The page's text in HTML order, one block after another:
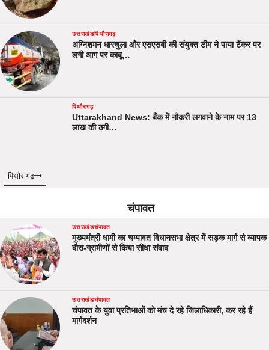
उत्तराखंडपिथौरागढ़
अग्निशमन धारचुला और एसएसबी की संयुक्त टीम ने पाया टैंकर पर
लगी आग पर काबू…
पिथौरागढ़
Uttarakhand News: बैंक में नौकरी लगवाने के नाम पर 13
लाख की ठगी…
पिथौरागढ़
चंपावत
उत्तराखंडचंपावत
मुख्यमंत्री धामी का चम्पावत विधानसभा क्षेत्र में सड़क मार्ग से व्यापक
दौरा-ग्रामीणों से किया सीधा संवाद
उत्तराखंडचंपावत
चंपावत के युवा प्रतिभाओं को मंच दे रहे जिलाधिकारी, कर रहे हैं
मार्गदर्शन